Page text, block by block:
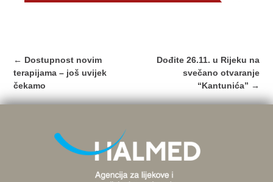
Post
navigation
← Dostupnost novim
terapijama – još uvijek
čekamo
Dođite 26.11. u Rijeku na
svečano otvaranje
“Kantunića” →